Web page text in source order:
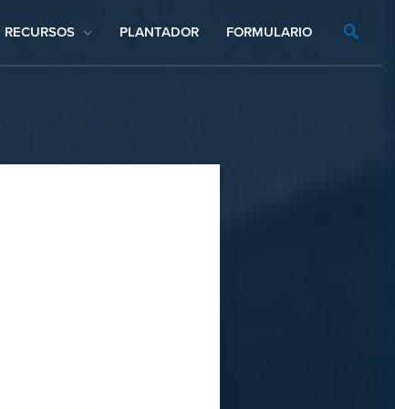
RECURSOS PLANTADOR FORMULARIO